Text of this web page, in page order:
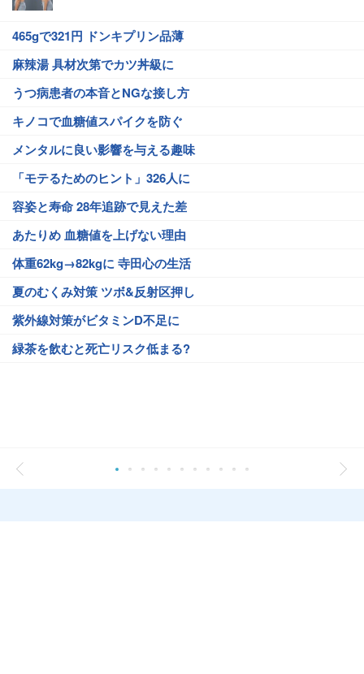
465gで321円 ドンキプリン品薄
麻辣湯 具材次第でカツ丼級に
うつ病患者の本音とNGな接し方
キノコで血糖値スパイクを防ぐ
メンタルに良い影響を与える趣味
「モテるためのヒント」326人に
容姿と寿命 28年追跡で見えた差
あたりめ 血糖値を上げない理由
体重62kg→82kgに 寺田心の生活
夏のむくみ対策 ツボ&反射区押し
紫外線対策がビタミンD不足に
緑茶を飲むと死亡リスク低まる?